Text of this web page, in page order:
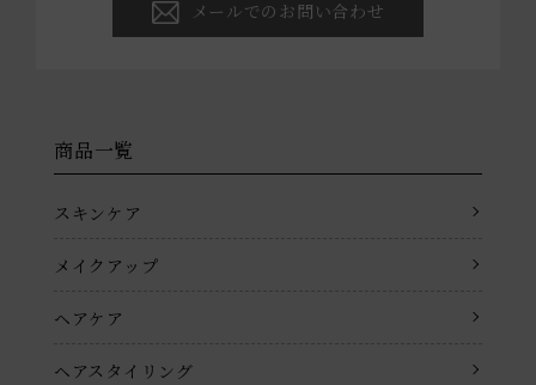
メールでのお問い合わせ
商品一覧
スキンケア
メイクアップ
ヘアケア
ヘアスタイリング